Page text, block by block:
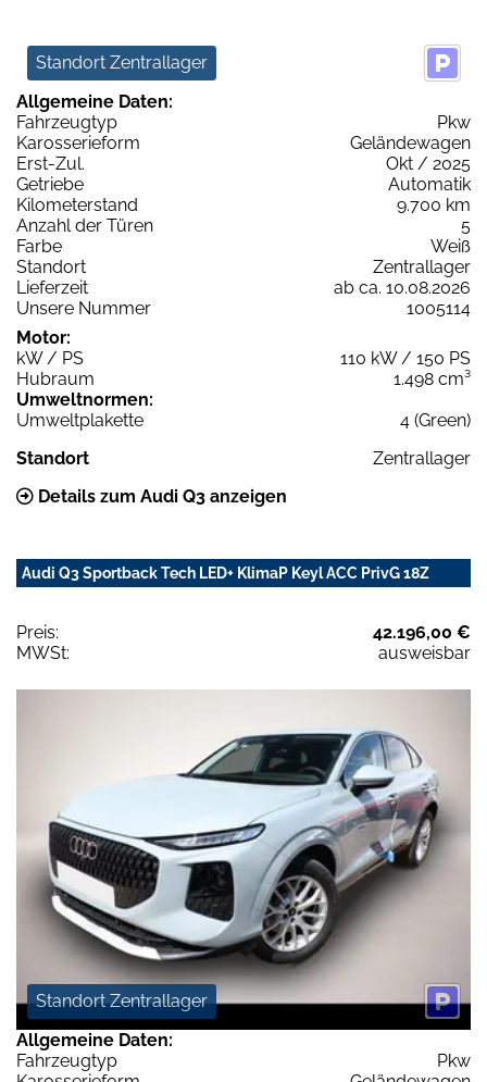
Standort Zentrallager
Allgemeine Daten:
Fahrzeugtyp
Pkw
Karosserieform
Geländewagen
Erst-Zul.
Okt / 2025
Getriebe
Automatik
Kilometerstand
9.700 km
Anzahl der Türen
5
Farbe
Weiß
Standort
Zentrallager
Lieferzeit
ab ca. 10.08.2026
Unsere Nummer
1005114
Motor:
kW / PS
110 kW / 150 PS
Hubraum
1.498 cm³
Umweltnormen:
Umweltplakette
4 (Green)
Standort
Zentrallager
Details zum Audi Q3 anzeigen
Audi Q3 Sportback Tech LED+ KlimaP Keyl ACC PrivG 18Z
Preis:
42.196,00 €
MWSt:
ausweisbar
Standort Zentrallager
Allgemeine Daten:
Fahrzeugtyp
Pkw